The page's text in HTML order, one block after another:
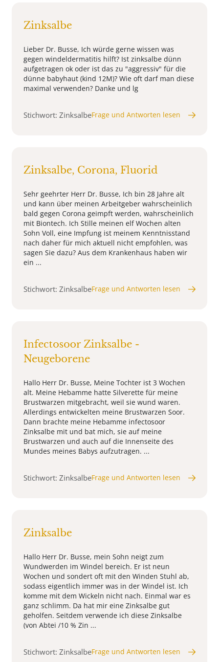
Zinksalbe
Lieber Dr. Busse, Ich würde gerne wissen was
gegen windeldermatitis hilft? Ist zinksalbe dünn
aufgetragen ok oder ist das zu "aggressiv" für die
dünne babyhaut (kind 12M)? Wie oft darf man diese
maximal verwenden? Danke und lg
Stichwort: ZinksalbeFrage und Antworten lesen
Zinksalbe, Corona, Fluorid
Sehr geehrter Herr Dr. Busse, Ich bin 28 Jahre alt
und kann über meinen Arbeitgeber wahrscheinlich
bald gegen Corona geimpft werden, wahrscheinlich
mit Biontech. Ich Stille meinen elf Wochen alten
Sohn Voll, eine Impfung ist meinem Kenntnisstand
nach daher für mich aktuell nicht empfohlen, was
sagen Sie dazu? Aus dem Krankenhaus haben wir
ein ...
Stichwort: ZinksalbeFrage und Antworten lesen
Infectosoor Zinksalbe -
Neugeborene
Hallo Herr Dr. Busse, Meine Tochter ist 3 Wochen
alt. Meine Hebamme hatte Silverette für meine
Brustwarzen mitgebracht, weil sie wund waren.
Allerdings entwickelten meine Brustwarzen Soor.
Dann brachte meine Hebamme infectosoor
Zinksalbe mit und bat mich, sie auf meine
Brustwarzen und auch auf die Innenseite des
Mundes meines Babys aufzutragen. ...
Stichwort: ZinksalbeFrage und Antworten lesen
Zinksalbe
Hallo Herr Dr. Busse, mein Sohn neigt zum
Wundwerden im Windel bereich. Er ist neun
Wochen und sondert oft mit den Winden Stuhl ab,
sodass eigentlich immer was in der Windel ist. Ich
komme mit dem Wickeln nicht nach. Einmal war es
ganz schlimm. Da hat mir eine Zinksalbe gut
geholfen. Seitdem verwende ich diese Zinksalbe
(von Abtei /10 % Zin ...
Stichwort: ZinksalbeFrage und Antworten lesen